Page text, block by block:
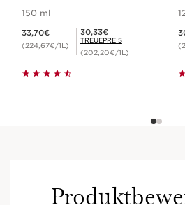
150 ml
33,70€
(224,67€/1L)
Mitgliederpreis 30,33€
30,33€
TREUEPREIS
(202,20€/1L)